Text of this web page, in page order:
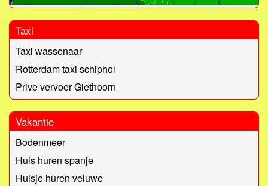
Taxi
Taxi wassenaar
Rotterdam taxi schiphol
Prive vervoer Giethoorn
Vakantie
Bodenmeer
Huis huren spanje
Huisje huren veluwe